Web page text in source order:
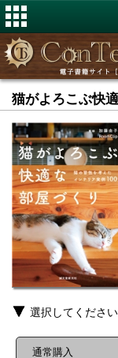
猫がよろこぶ快
選択してください
通常購入